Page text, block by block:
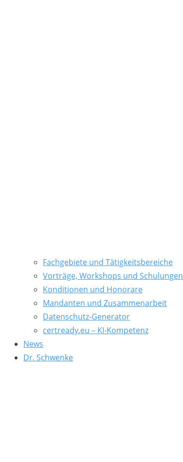
Fachgebiete und Tätigkeitsbereiche
Vorträge, Workshops und Schulungen
Konditionen und Honorare
Mandanten und Zusammenarbeit
Datenschutz-Generator
certready.eu – KI-Kompetenz
News
Dr. Schwenke